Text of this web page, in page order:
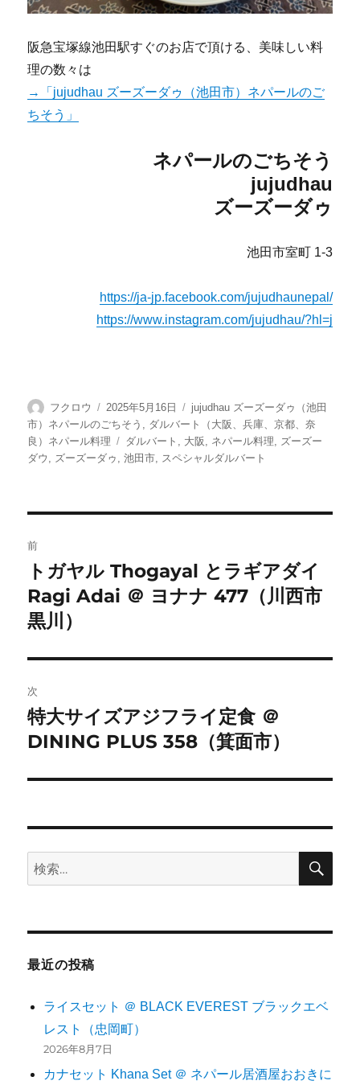
阪急宝塚線池田駅すぐのお店で頂ける、美味しい料
理の数々は
→「jujudhau ズーズーダゥ（池田市）ネパールのご
ちそう」
ネパールのごちそう
jujudhau
ズーズーダゥ
池田市室町 1-3
https://ja-jp.facebook.com/jujudhaunepal/
https://www.instagram.com/jujudhau/?hl=j
投
稿
者
フクロウ
投
稿
日:
2025年5月16日
カ
テ
ゴ
リ
jujudhau ズーズーダゥ（池田
市）ネパールのごちそう , ダルバート（大阪、兵庫、京都、奈
良）ネパール料理
タ
グ
ダルバート , 大阪 , ネパール料理, ズーズー
ダウ , ズーズーダゥ ,池田市, スペシャルダルバート
稿
ナ
ビ
ゲ
ー
シ
前
前
の
投
トガヤル Thogayal とラギアダイ
Ragi Adai ＠ ヨナナ 477（川西市
黒川）
次
次
の
稿:
特大サイズアジフライ定食 ＠
DINING PLUS 358（箕面市）
検
索:
検
最近の投稿
ライスセット ＠ BLACK EVEREST ブラックエベ
レスト（忠岡町）
2026年8月7日
カナセット Khana Set ＠ ネパール居酒屋おおきに